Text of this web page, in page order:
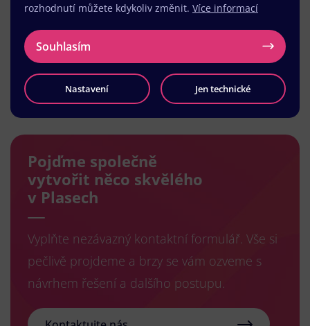
Načíst další
Pojďme společně
vytvořit něco skvělého
v Plasech
Vyplňte nezávazný kontaktní formulář. Vše si
pečlivě projdeme a brzy se vám ozveme s
návrhem řešení a dalšího postupu.
rozhodnutí můžete kdykoliv změnit. Více informací
Souhlasím
Nastavení Jen technické